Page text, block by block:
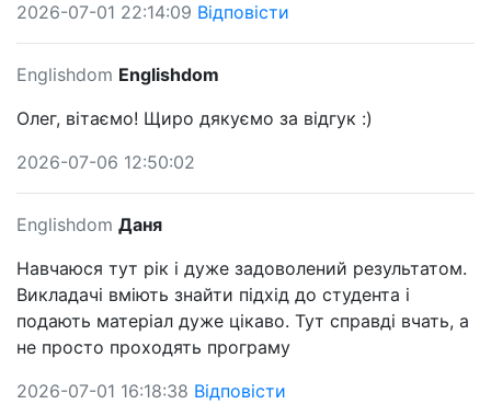
2026-07-01 22:14:09 Відповісти
Englishdom Englishdom
Олег, вітаємо! Щиро дякуємо за відгук :)
2026-07-06 12:50:02
Englishdom Даня
Навчаюся тут рік і дуже задоволений результатом.
Викладачі вміють знайти підхід до студента і
подають матеріал дуже цікаво. Тут справді вчать, а
не просто проходять програму
2026-07-01 16:18:38 Відповісти